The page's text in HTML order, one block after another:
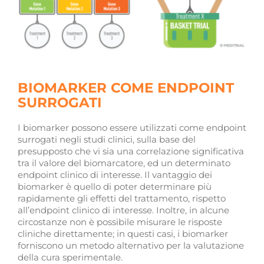
BIOMARKER COME ENDPOINT
SURROGATI
I biomarker possono essere utilizzati come endpoint
surrogati negli studi clinici, sulla base del
presupposto che vi sia una correlazione significativa
tra il valore del biomarcatore, ed un determinato
endpoint clinico di interesse. Il vantaggio dei
biomarker è quello di poter determinare più
rapidamente gli effetti del trattamento, rispetto
all’endpoint clinico di interesse. Inoltre, in alcune
circostanze non è possibile misurare le risposte
cliniche direttamente; in questi casi, i biomarker
forniscono un metodo alternativo per la valutazione
della cura sperimentale.